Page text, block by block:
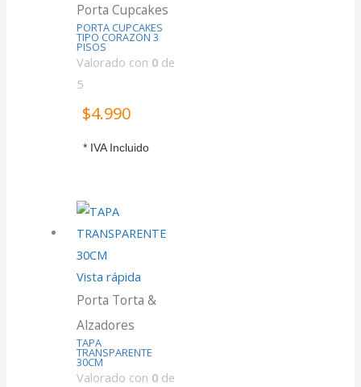
Porta Cupcakes
PORTA CUPCAKES
TIPO CORAZON 3
PISOS
Valorado con 0 de
5
$4.990
* IVA Incluido
Vista rápida
Porta Torta &
Alzadores
TAPA
TRANSPARENTE
30CM
Valorado con 0 de